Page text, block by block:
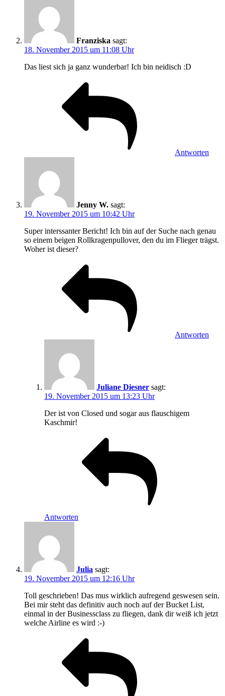
Franziska sagt:
18. November 2015 um 11:08 Uhr
Das liest sich ja ganz wunderbar! Ich bin neidisch :D
Antworten
Jenny W. sagt:
19. November 2015 um 10:42 Uhr
Super interssanter Bericht! Ich bin auf der Suche nach genau
so einem beigen Rollkragenpullover, den du im Flieger trägst.
Woher ist dieser?
Antworten
Juliane Diesner sagt:
19. November 2015 um 13:23 Uhr
Der ist von Closed und sogar aus flauschigem
Kaschmir!
Antworten
Julia sagt:
19. November 2015 um 12:16 Uhr
Toll geschrieben! Das mus wirklich aufregend geswesen sein.
Bei mir steht das definitiv auch noch auf der Bucket List,
einmal in der Businessclass zu fliegen, dank dir weiß ich jetzt
welche Airline es wird :-)